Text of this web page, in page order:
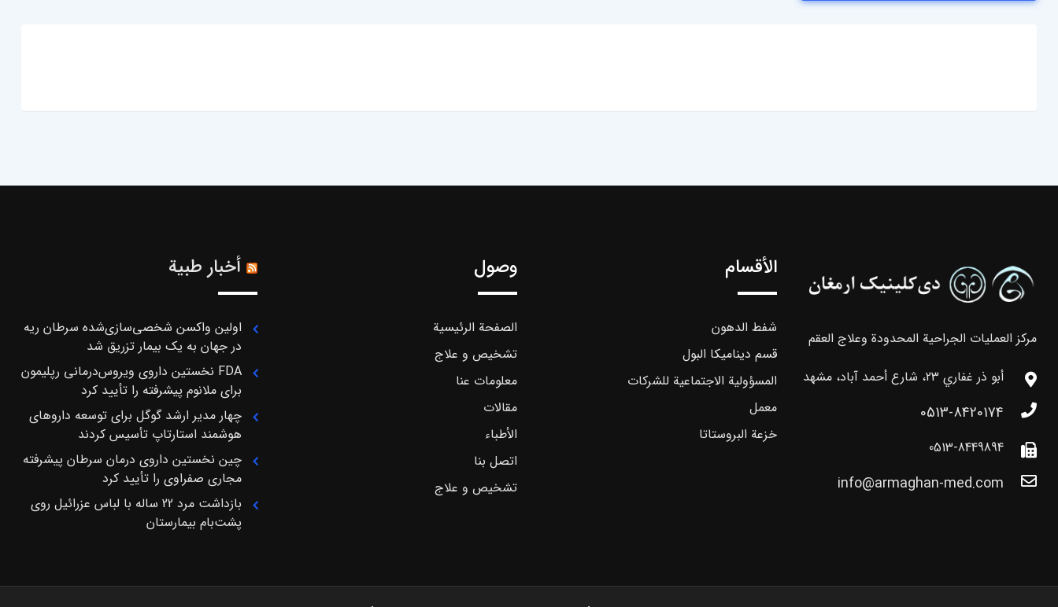
مركز العمليات الجراحية المحدودة وعلاج العقم
أبو ذر غفاري 23، شارع أحمد آباد، مشهد
0513-8420174
0513-8449894
info@armaghan-med.com
الأقسام
شفط الدهون
قسم ديناميكا البول
المسؤولية الاجتماعية للشركات
معمل
خزعة البروستاتا
وصول
الصفحة الرئيسية
تشخیص و علاج
معلومات عنا
مقالات
الأطباء
اتصل بنا
تشخیص و علاج
أخبار طبية
اولین واکسن شخصی‌سازی‌شده سرطان ریه
در جهان به یک بیمار تزریق شد
FDA نخستین داروی ویروس‌درمانی رپلیمون
برای ملانوم پیشرفته را تأیید کرد
چهار مدیر ارشد گوگل برای توسعه داروهای
هوشمند استارتاپ تأسیس کردند
چین نخستین داروی درمان سرطان پیشرفته
مجاری صفراوی را تأیید کرد
بازداشت مرد 22 ساله با لباس عزرائیل روی
پشت‌بام بیمارستان